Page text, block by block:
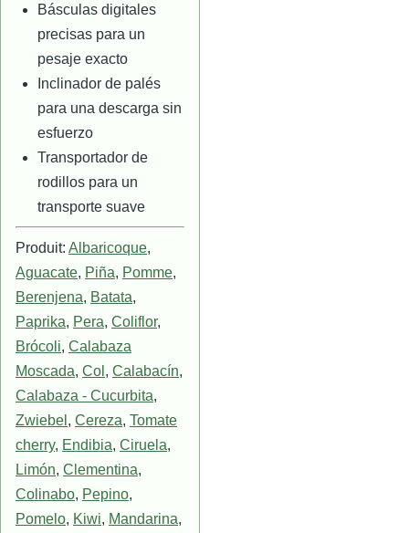
Básculas digitales
precisas para un
pesaje exacto
Inclinador de palés
para una descarga sin
esfuerzo
Transportador de
rodillos para un
transporte suave
Produit: Albaricoque,
Aguacate, Piña, Pomme,
Berenjena, Batata,
Paprika, Pera, Coliflor,
Brócoli, Calabaza
Moscada, Col , Calabacín,
Calabaza - Cucurbita,
Zwiebel , Cereza, Tomate
cherry, Endibia, Ciruela,
Limón, Clementina,
Colinabo, Pepino,
Pomelo, Kiwi, Mandarina,